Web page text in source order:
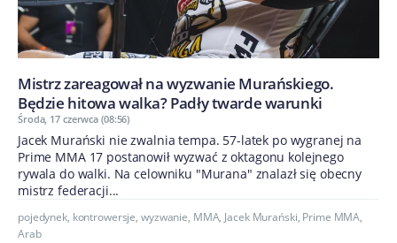
Mistrz zareagował na wyzwanie Murańskiego.
Będzie hitowa walka? Padły twarde warunki
Środa, 17 czerwca (08:56)
Jacek Murański nie zwalnia tempa. 57-latek po wygranej na
Prime MMA 17 postanowił wyzwać z oktagonu kolejnego
rywala do walki. Na celowniku "Murana" znalazł się obecny
mistrz federacji...
pojedynek, kontrowersje,wyzwanie, MMA, Jacek Murański, Prime MMA,
Arab